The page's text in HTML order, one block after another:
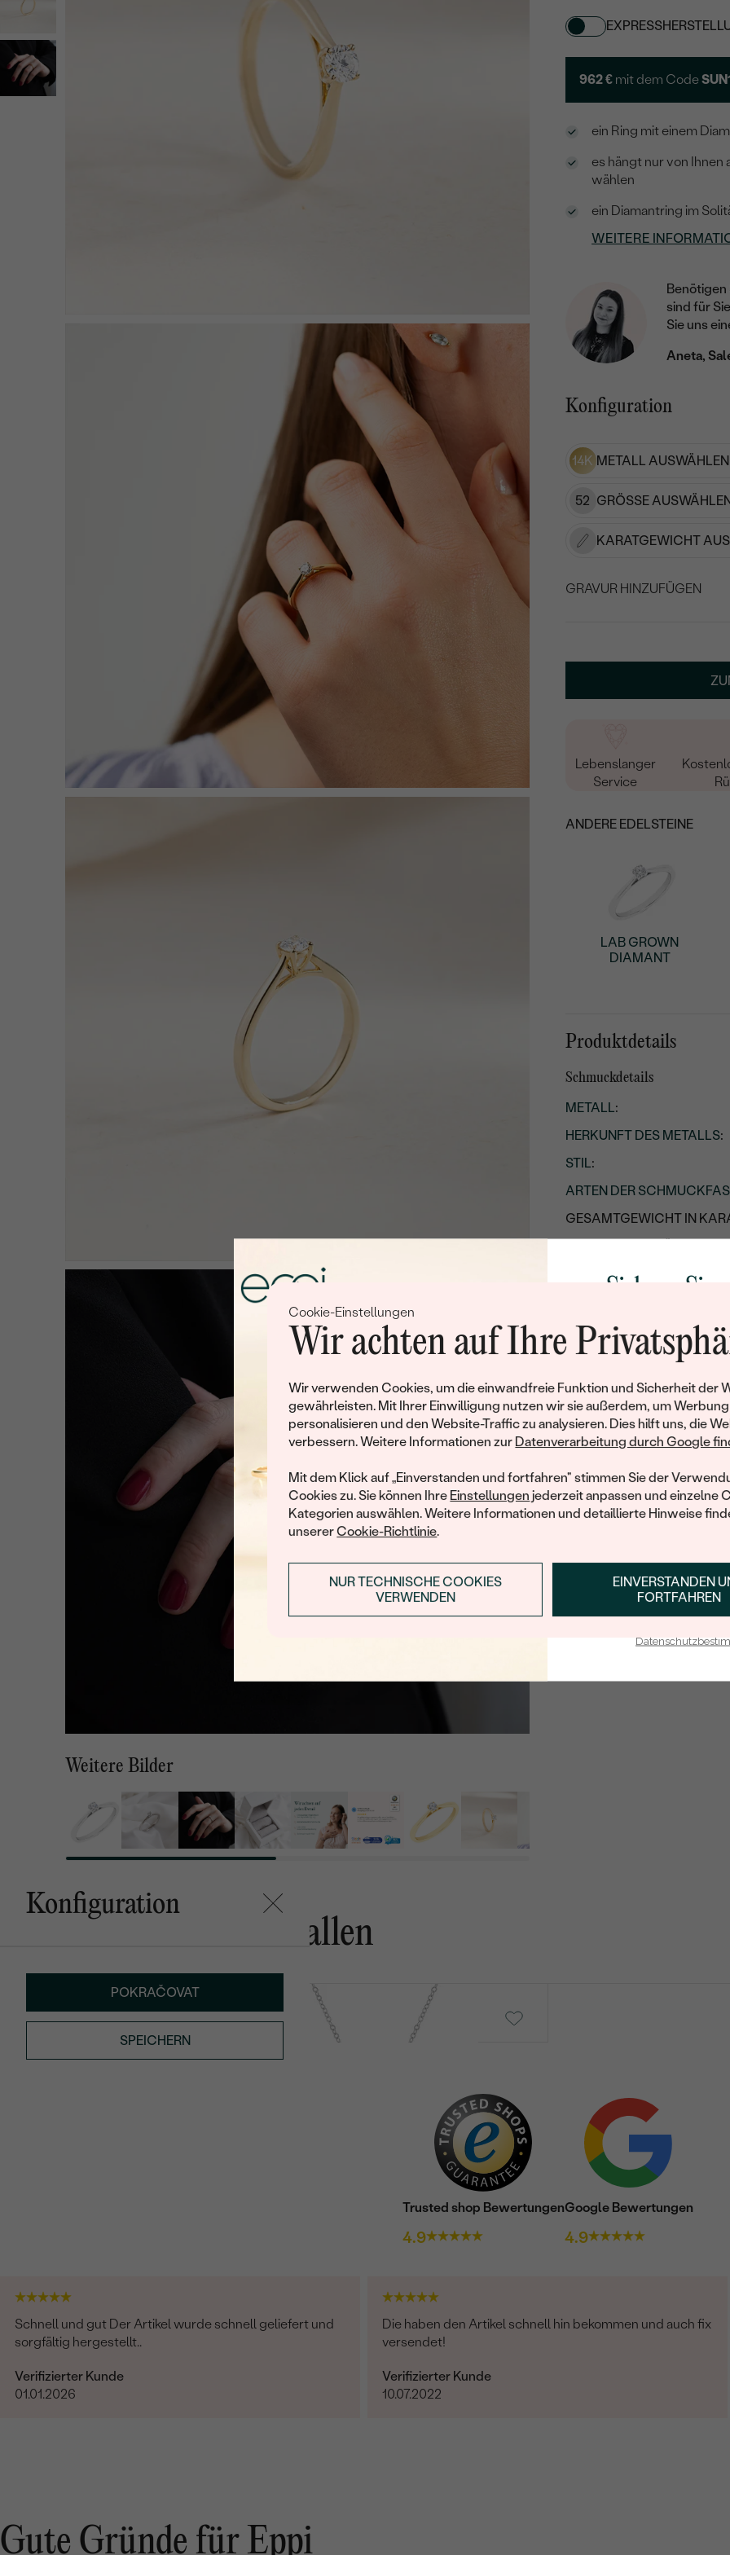
Cookie-Einstellungen
Wir achten auf Ihre
Wir verwenden Cookies, um die einwandfreie Funktion und Sicherheit der
gewährleisten. Mit Ihrer Einwilligung nutzen wir sie außerdem, um Werbung
personalisieren und den Website-Traffic zu analysieren. Dies hilft uns, die
verbessern. Weitere Informationen zur Datenverarbeitung durch Google
Mit dem Klick auf „Einverstanden und fortfahren" stimmen Sie der
Cookies zu. Sie können Ihre Einstellungen jederzeit anpassen und einzelne
Kategorien auswählen. Weitere Informationen und detaillierte Hinweise
unsererCookie-Richtlinie.
EINVERSTANDEN
FORTFAHREN
NUR TECHNISCHE COOKIES
VERWENDEN
Weitere Bilder
962 € mit dem Code
ein Ring mit einem
es hängt nur von
wählen
ein Diamantring im
WEITERE
Benötigen
sind für
Sie uns
Aneta,
Konfiguration
14K METALL
52 GRÖSSE
KARATGEWICHT
GRAVUR HINZUFÜGEN
Geben Sie Initialen/Text
Lebenslanger
Service
ANDERE EDELSTEINE
LAB GROWN
DIAMANT
Produktdetails
Schmuckdetails
METALL:
HERKUNFT DES METALLS:
STIL:
ARTEN DER
GESAMTGEWICHT IN
UNGEFÄHRES GEWICHT:
TYP:
KARATGEWICHT:
ABMESSUNGEN:
REINHEIT:
FARBE:
FORM:
Konfiguration
POKRAČOVAT
SPEICHERN
Das könnte Ihnen gefallen
von € 609 AUF LAGER
Alexen
von € 519
Trusted shop Bewertungen
4.9
Google Bewertungen
4.9
Schnell und gut Der Artikel wurde schnell geliefert und
sorgfältig hergestellt..
Verifizierter Kunde
01.01.2026
Die haben den Artikel schnell hin bekommen und auch fix
versendet!
Verifizierter Kunde
10.07.2022
Gute Gründe für Eppi
Sichern Sie
Rabatt auf
Werden Sie Teil
und entdecken Sie die
gefertigten Schmucks
Ihren ersten
ANMELDEN &
E-Mail-Adresse je bei uns in